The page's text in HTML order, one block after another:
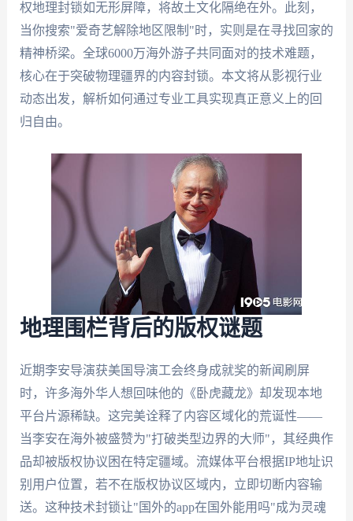
权地理封锁如无形屏障，将故土文化隔绝在外。此刻，
当你搜索"爱奇艺解除地区限制"时，实则是在寻找回家的
精神桥梁。全球6000万海外游子共同面对的技术难题，
核心在于突破物理疆界的内容封锁。本文将从影视行业
动态出发，解析如何通过专业工具实现真正意义上的回
归自由。
地理围栏背后的版权谜题
近期李安导演获美国导演工会终身成就奖的新闻刷屏
时，许多海外华人想回味他的《卧虎藏龙》却发现本地
平台片源稀缺。这完美诠释了内容区域化的荒诞性——
当李安在海外被盛赞为"打破类型边界的大师"，其经典作
品却被版权协议困在特定疆域。流媒体平台根据IP地址识
别用户位置，若不在版权协议区域内，立即切断内容输
送。这种技术封锁让"国外的app在国外能用吗"成为灵魂